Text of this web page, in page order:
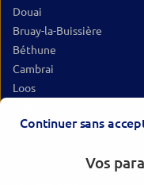
Douai
Bruay-la-Buissière
Béthune
Cambrai
Loos
Lambersart
Continuer sans
Vos